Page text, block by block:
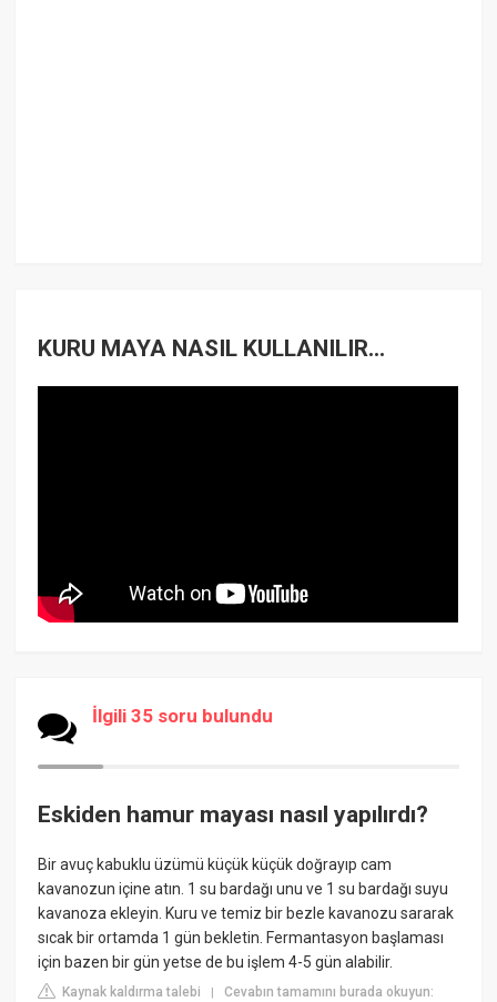
KURU MAYA NASIL KULLANILIR...
İlgili 35 soru bulundu
Eskiden hamur mayası nasıl yapılırdı?
Bir avuç kabuklu üzümü küçük küçük doğrayıp cam
kavanozun içine atın. 1 su bardağı unu ve 1 su bardağı suyu
kavanoza ekleyin. Kuru ve temiz bir bezle kavanozu sararak
sıcak bir ortamda 1 gün bekletin. Fermantasyon başlaması
için bazen bir gün yetse de bu işlem 4-5 gün alabilir.
Kaynak kaldırma talebi |Cevabın tamamını burada okuyun: